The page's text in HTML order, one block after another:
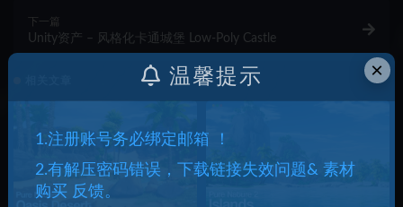
下一篇
Unity资产 – 风格化卡通城堡 Low-Poly Castle
×
温馨提示
1.注册账号务必绑定邮箱 ！
2.有解压密码错误，下载链接失效问题& 素材
购买 反馈。